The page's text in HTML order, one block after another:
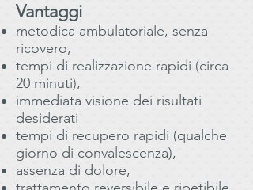
Vantaggi
metodica ambulatoriale, senza
ricovero,
tempi di realizzazione rapidi (circa
20 minuti),
immediata visione dei risultati
desiderati
tempi di recupero rapidi (qualche
giorno di convalescenza),
assenza di dolore,